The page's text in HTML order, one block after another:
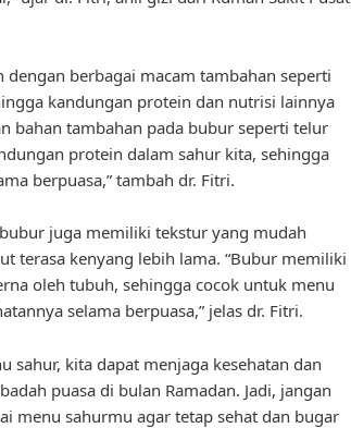
berbagai macam tambahan seperti
kandungan protein dan nutrisi lainnya
bahan tambahan pada bubur seperti telur
protein dalam sahur kita, sehingga
berpuasa,” tambah dr. Fitri.
juga memiliki tekstur yang mudah
terasa kenyang lebih lama. “Bubur memiliki
oleh tubuh, sehingga cocok untuk menu
selama berpuasa,” jelas dr. Fitri.
sahur, kita dapat menjaga kesehatan dan
puasa di bulan Ramadan. Jadi, jangan
menu sahurmu agar tetap sehat dan bugar